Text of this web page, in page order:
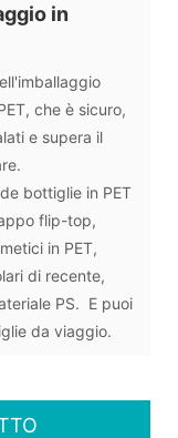
in
che è sicuro,
e supera il
bottiglie in PET
flip-top,
in PET,
di recente,
PS. E puoi
da viaggio.